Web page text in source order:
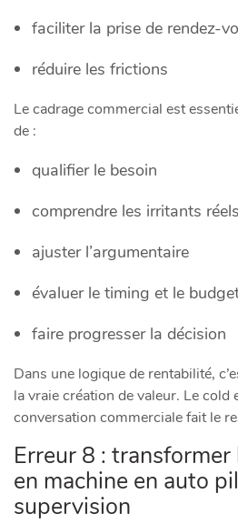
faciliter la prise de rendez-
réduire les frictions
Le cadrage commercial est
de :
qualifier le besoin
comprendre les irritants réels
ajuster l’argumentaire
évaluer le timing et le
faire progresser la décision
Dans une logique de rentabilité,
la vraie création de valeur. Le cold
conversation commerciale fait le
Erreur 8 :
en machine en auto
supervision